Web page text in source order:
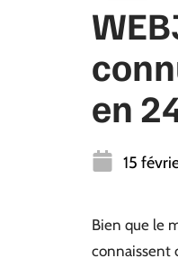
en
15
Bien que le
connaissent